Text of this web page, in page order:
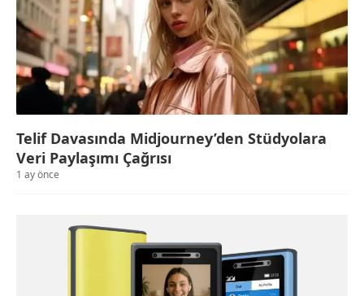
Telif Davasında Midjourney’den Stüdyolara
Veri Paylaşımı Çağrısı
1 ay önce